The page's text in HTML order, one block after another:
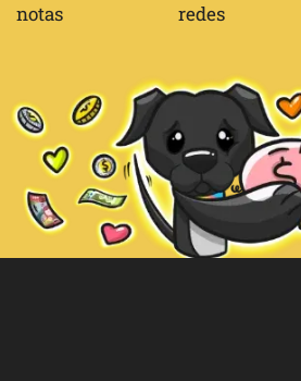
notas
redes